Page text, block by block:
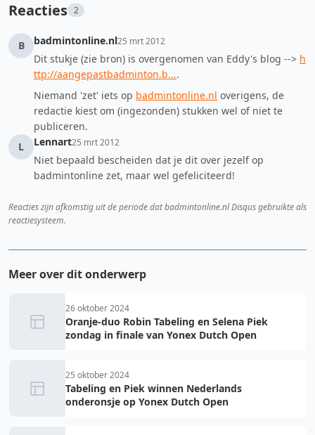
Reacties 2
B badmintonline.nl25 mrt 2012
Dit stukje (zie bron) is overgenomen van Eddy's blog --> h
ttp://aangepastbadminton.b....
Niemand 'zet' iets op badmintonline.nl overigens, de
redactie kiest om (ingezonden) stukken wel of niet te
publiceren.
L
Lennart25 mrt 2012
Niet bepaald bescheiden dat je dit over jezelf op
badmintonline zet, maar wel gefeliciteerd!
Reacties zijn afkomstig uit de periode dat badmintonline.nl Disqus gebruikte als
reactiesysteem.
Meer over dit onderwerp
26 oktober 2024
Oranje-duo Robin Tabeling en Selena Piek
zondag in finale van Yonex Dutch Open
25 oktober 2024
Tabeling en Piek winnen Nederlands
onderonsje op Yonex Dutch Open